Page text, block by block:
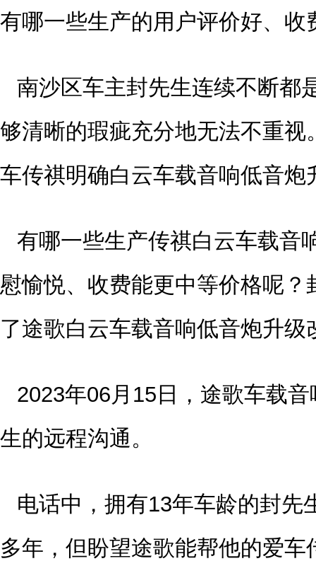
有哪一些生产的用户评价好、收
南沙区车主封先生连续不断都
够清晰的瑕疵充分地无法不重
车传祺明确白云车载音响低音炮
有哪一些生产传祺白云车载音
慰愉悦、收费能更中等价格呢
了途歌白云车载音响低音炮升级
2023年06月15日，途歌车载
生的远程沟通。
电话中，拥有13年车龄的封先
多年，但盼望途歌能帮他的爱